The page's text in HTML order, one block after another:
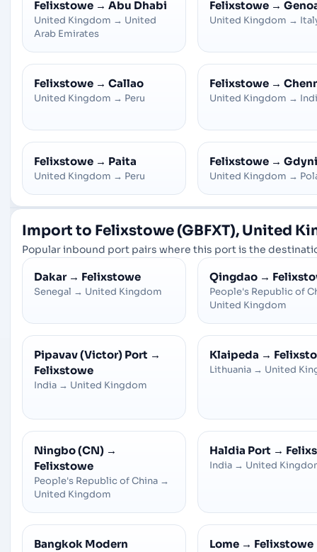
Felixstowe → Abu Dhabi
United Kingdom → United
Arab Emirates
Felixstowe →
United Kingdom →
Felixstowe → Callao
United Kingdom → Peru
Felixstowe →
United Kingdom →
Felixstowe → Paita
United Kingdom → Peru
Felixstowe →
United Kingdom →
Import to Felixstowe (GBFXT), United
Popular inbound port pairs where this port is the
Dakar → Felixstowe
Senegal → United Kingdom
Qingdao →
People's Republic of
United Kingdom
Pipavav (Victor) Port →
Felixstowe
India → United Kingdom
Klaipeda →
Lithuania → United
Ningbo (CN) →
Felixstowe
People's Republic of China →
United Kingdom
Haldia Port →
India → United
Bangkok Modern
Lome → Felixstowe